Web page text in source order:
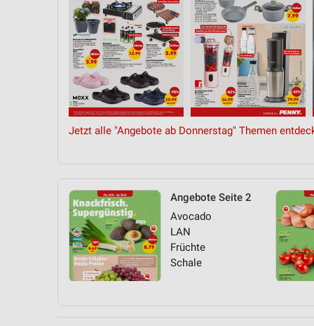
Jetzt alle "Angebote ab Donnerstag" Themen
Angebote Seite 2
Avocado
LAN
Früchte
Schale